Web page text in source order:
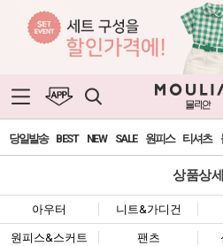
당일발송 BEST NEW SALE 원피스 티셔츠
상품상세
아우터 니트&가디건
원피스&스커트 팬츠